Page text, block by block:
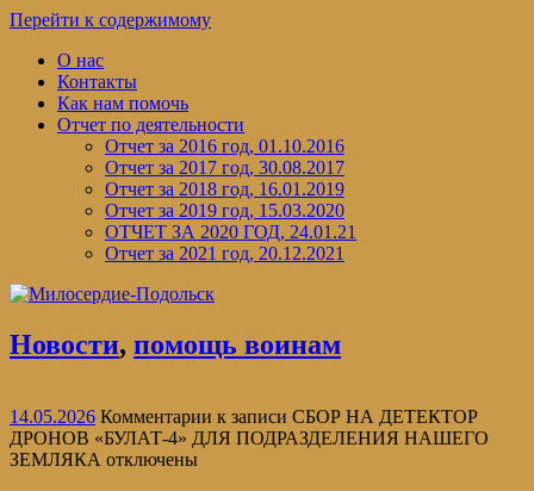
Перейти к содержимому
О нас
Контакты
Как нам помочь
Отчет по деятельности
Отчет за 2016 год, 01.10.2016
Отчет за 2017 год, 30.08.2017
Отчет за 2018 год, 16.01.2019
Отчет за 2019 год, 15.03.2020
ОТЧЕТ ЗА 2020 ГОД, 24.01.21
Отчет за 2021 год, 20.12.2021
Новости, помощь воинам
14.05.2026 Комментарии к записи СБОР НА ДЕТЕКТОР
ДРОНОВ «БУЛАТ-4» ДЛЯ ПОДРАЗДЕЛЕНИЯ НАШЕГО
ЗЕМЛЯКА отключены